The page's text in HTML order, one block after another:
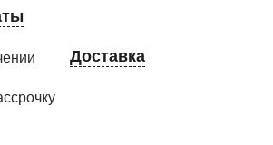
Доставка